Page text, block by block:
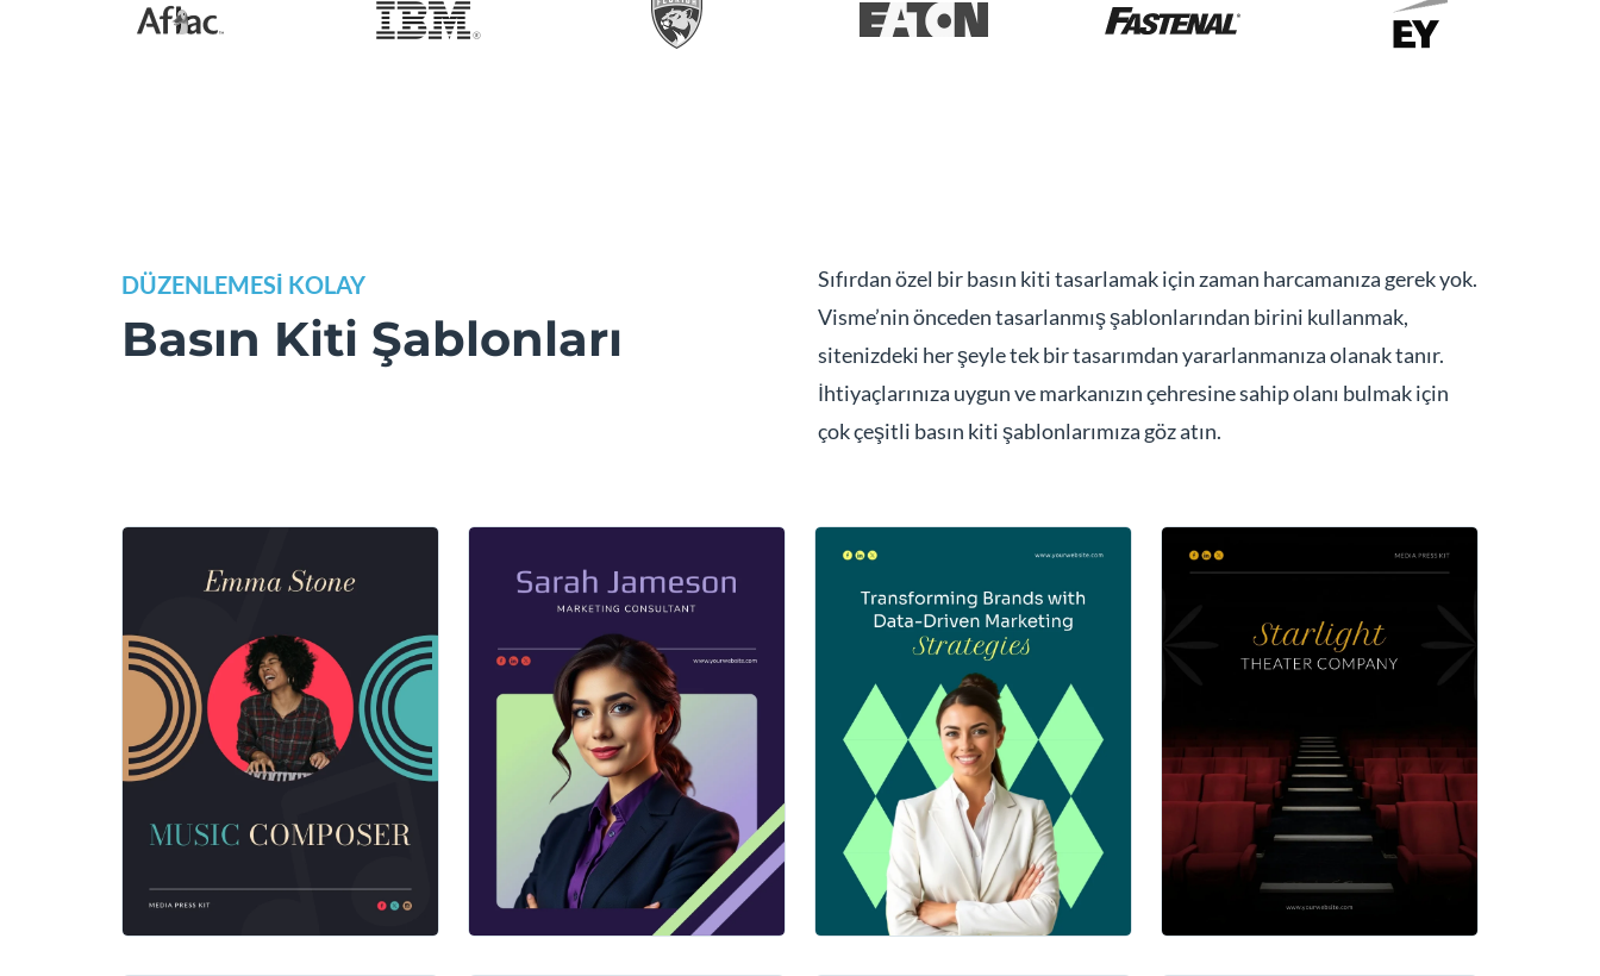
DÜZENLEMESİ KOLAY
Basın Kiti Şablonları
Sıfırdan özel bir basın kiti tasarlamak için zaman harcamanıza gerek yok.
Visme’nin önceden tasarlanmış şablonlarından birini kullanmak,
sitenizdeki her şeyle tek bir tasarımdan yararlanmanıza olanak tanır.
İhtiyaçlarınıza uygun ve markanızın çehresine sahip olanı bulmak için
çok çeşitli basın kiti şablonlarımıza göz atın.